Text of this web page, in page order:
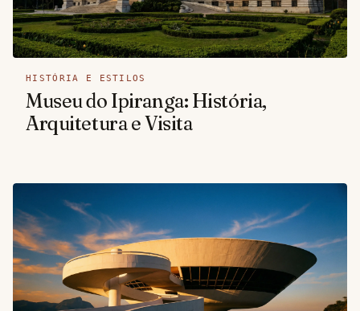
HISTÓRIA E ESTILOS
Museu do Ipiranga: História,
Arquitetura e Visita